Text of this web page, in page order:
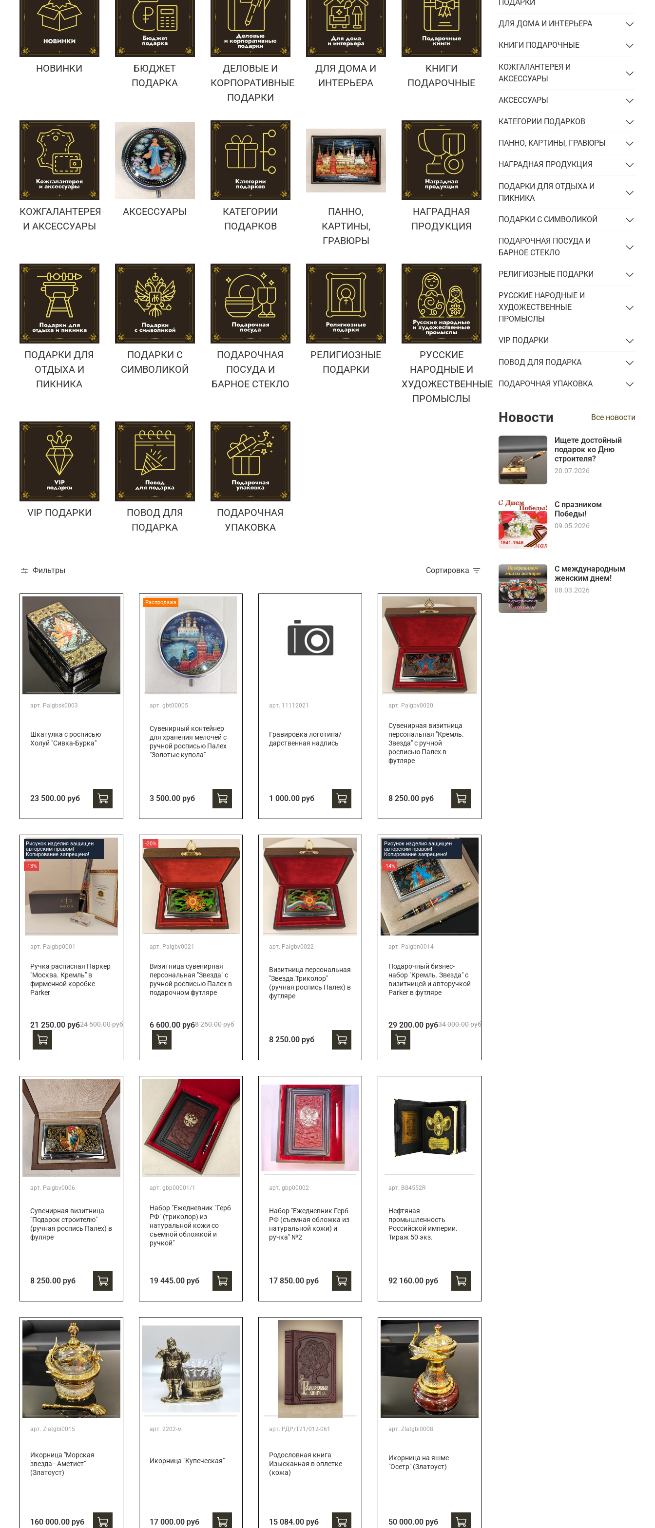
Подарки банковскому работнику
Подарки брокеру
Подарки директору/руководителю
Подарки страховщику
Подарки строителю
Подарки учителю
Подарки энергетику
Подарки юристу
НОВИНКИ
БЮДЖЕТ
ПОДАРКА
ДЕЛОВЫЕ И
КОРПОРАТИВНЫЕ
ПОДАРКИ
ДЛЯ ДОМА И
ИНТЕРЬЕРА
КНИГИ
ПОДАРОЧНЫЕ
КОЖГАЛАНТЕРЕЯ
И АКСЕССУАРЫ
АКСЕССУАРЫ
КАТЕГОРИИ
ПОДАРКОВ
ПАННО,
КАРТИНЫ,
ГРАВЮРЫ
НАГРАДНАЯ
ПРОДУКЦИЯ
ПОДАРКИ ДЛЯ
ОТДЫХА И
ПИКНИКА
ПОДАРКИ С
СИМВОЛИКОЙ
ПОДАРОЧНАЯ
ПОСУДА И
БАРНОЕ СТЕКЛО
РЕЛИГИОЗНЫЕ
ПОДАРКИ
РУССКИЕ
НАРОДНЫЕ И
ХУДОЖЕСТВЕННЫЕ
ПРОМЫСЛЫ
VIP ПОДАРКИ
ПОВОД ДЛЯ
ПОДАРКА
ПОДАРОЧНАЯ
УПАКОВКА
Фильтры Сортировка
арт. Palgbsk0003
Шкатулка с росписью
Холуй "Сивка-Бурка"
23 500.00 руб
Распродажа
арт. gbt00005
Сувенирный контейнер
для хранения мелочей с
ручной росписью Палех
"Золотые купола"
3 500.00 руб
арт. 11112021
Гравировка логотипа/
дарственная надпись
1 000.00 руб
арт. Palgbv0020
Сувенирная визитница
персональная "Кремль.
Звезда" с ручной
росписью Палех в
футляре
8 250.00 руб
Рисунок изделия защищен
авторским правом!
Копирование запрещено!
-13%
арт. Palgbp0001
Ручка расписная Паркер
"Москва. Кремль" в
фирменной коробке
Parker
21 250.00 руб24 500.00 руб
-20%
арт. Palgbv0021
Визитница сувенирная
персональная "Звезда" с
ручной росписью Палех в
подарочном футляре
6 600.00 руб8 250.00 руб
арт. Palgbv0022
Визитница персональная
"Звезда.Триколор"
(ручная роспись Палех) в
футляре
8 250.00 руб
Рисунок изделия защищен
авторским правом!
Копирование запрещено!
-14%
арт. Palgbn0014
Подарочный бизнес-
набор "Кремль. Звезда" с
визитницей и авторучкой
Parker в футляре
29 200.00 руб34 000.00 руб
арт. Palgbv0006
Сувенирная визитница
"Подарок строителю"
(ручная роспись Палех) в
фуляре
8 250.00 руб
арт. gbp00001/1
Набор "Ежедневник "Герб
РФ" (триколор) из
натуральной кожи со
съемной обложкой и
ручкой"
19 445.00 руб
арт. gbp00002
Набор "Ежедневник Герб
РФ (съемная обложка из
натуральной кожи) и
ручка" №2
17 850.00 руб
арт. BG4552R
Нефтяная
промышленность
Российской империи.
Тираж 50 экз.
92 160.00 руб
арт. Zlatgbi0015
Икорница "Морская
звезда - Аметист"
(Златоуст)
160 000.00 руб
арт. 2202-м
Икорница "Купеческая"
17 000.00 руб
арт. РДР/Т21/012-061
Родословная книга
Изысканная в оплетке
(кожа)
15 084.00 руб
арт. Zlatgbi0008
Икорница на яшме
"Осетр" (Златоуст)
50 000.00 руб
ПОДАРКИ
ДЛЯ ДОМА И ИНТЕРЬЕРА
КНИГИ ПОДАРОЧНЫЕ
КОЖГАЛАНТЕРЕЯ И
АКСЕССУАРЫ
АКСЕССУАРЫ
КАТЕГОРИИ ПОДАРКОВ
ПАННО, КАРТИНЫ, ГРАВЮРЫ
НАГРАДНАЯ ПРОДУКЦИЯ
ПОДАРКИ ДЛЯ ОТДЫХА И
ПИКНИКА
ПОДАРКИ С СИМВОЛИКОЙ
ПОДАРОЧНАЯ ПОСУДА И
БАРНОЕ СТЕКЛО
РЕЛИГИОЗНЫЕ ПОДАРКИ
РУССКИЕ НАРОДНЫЕ И
ХУДОЖЕСТВЕННЫЕ
ПРОМЫСЛЫ
VIP ПОДАРКИ
ПОВОД ДЛЯ ПОДАРКА
ПОДАРОЧНАЯ УПАКОВКА
Новости Все новости
Ищете достойный
подарок ко Дню
строителя?
20.07.2026
С празником
Победы!
09.05.2026
С международным
женским днем!
08.03.2026